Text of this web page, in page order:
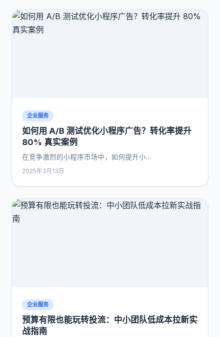
企业服务
如何用 A/B 测试优化小程序广告？转化率提升
80% 真实案例
在竞争激烈的小程序市场中，如何提升小…
2025年3月13日
企业服务
预算有限也能玩转投流：中小团队低成本拉新实
战指南